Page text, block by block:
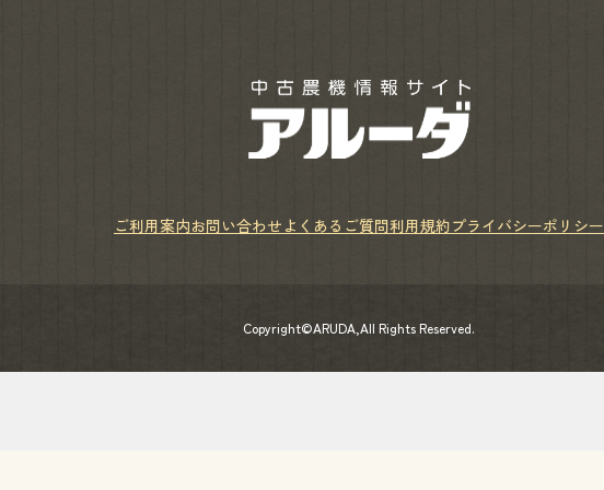
ご利用案内お問い合わせ よくあるご質問利用規約プライバシーポリシー
Copyright©ARUDA,All Rights Reserved.